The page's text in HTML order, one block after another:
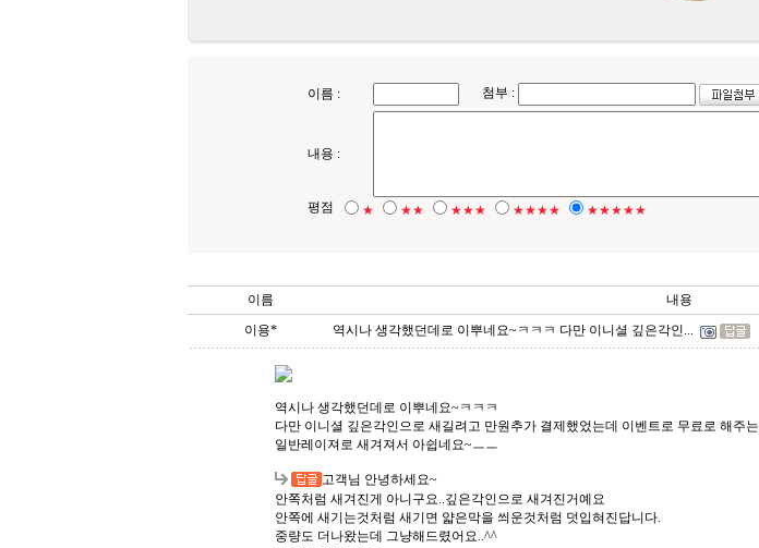
이름 : 첨부 :
내용 :
평점 ★ ★★ ★★★ ★★★★ ★★★★★
이름 내용
이용*
역시나 생각했던데로 이뿌네요~ㅋㅋㅋ 다만 이니셜 깊은각인...
역시나 생각했던데로 이뿌네요~ㅋㅋㅋ
다만 이니셜 깊은각인으로 새길려고 만원추가 결제했었는데 이벤트로 무료로 해주는
일반레이져로 새겨져서 아쉽네요~ㅡㅡ
고객님 안녕하세요~
안쪽처럼 새겨진게 아니구요..깊은각인으로 새겨진거예요
안쪽에 새기는것처럼 새기면 얇은막을 씌운것처럼 덧입혀진답니다.
중량도 더나왔는데 그냥해드렸어요..^^